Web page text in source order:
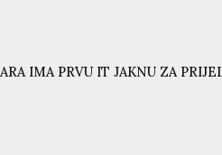
IMA PRVU IT JAKNU ZA